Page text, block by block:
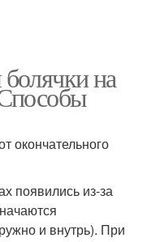
на
окончательного
появились из-за
и внутрь). При